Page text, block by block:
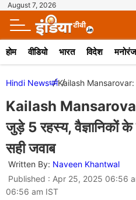
August 7, 2026
होम वीडियो भारत विदेश
Hindi Newsधर्मKailash Mansarovar:
Kailash
जुड़े 5 रहस्य, वैज्ञानिकों के
सही जवाब
Written By: Naveen Khantwal
Published : Apr 25, 2025 06:56
06:56 am IST